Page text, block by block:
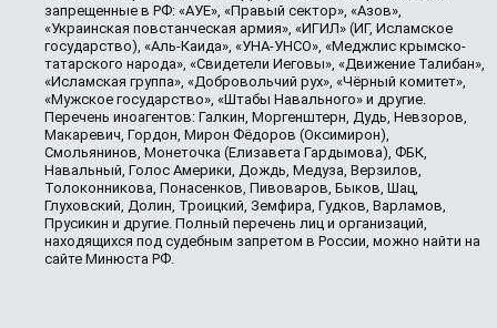
запрещенные в РФ: «АУЕ», «Правый сектор», «Азов»,
«Украинская повстанческая армия», «ИГИЛ» (ИГ, Исламское
государство), «Аль-Каида», «УНА-УНСО», «Меджлис крымско-
татарского народа», «Свидетели Иеговы», «Движение Талибан»,
«Исламская группа», «Добровольчий рух», «Чёрный комитет»,
«Мужское государство», «Штабы Навального» и другие.
Перечень иноагентов: Галкин, Моргенштерн, Дудь, Невзоров,
Макаревич, Гордон, Мирон Фёдоров (Оксимирон),
Смольянинов, Монеточка (Елизавета Гардымова), ФБК,
Навальный, Голос Америки, Дождь, Медуза, Верзилов,
Толоконникова, Понасенков, Пивоваров, Быков, Шац,
Глуховский, Долин, Троицкий, Земфира, Гудков, Варламов,
Прусикин и другие. Полный перечень лиц и организаций,
находящихся под судебным запретом в России, можно найти на
сайте Минюста РФ.